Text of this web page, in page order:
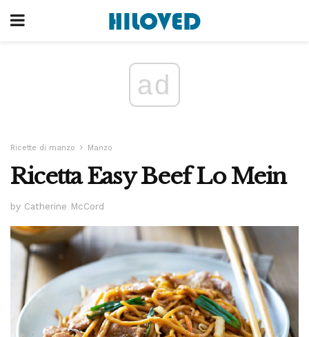
ad
Ricette di manzo Manzo
Ricetta Easy Beef Lo Mein
by Catherine McCord